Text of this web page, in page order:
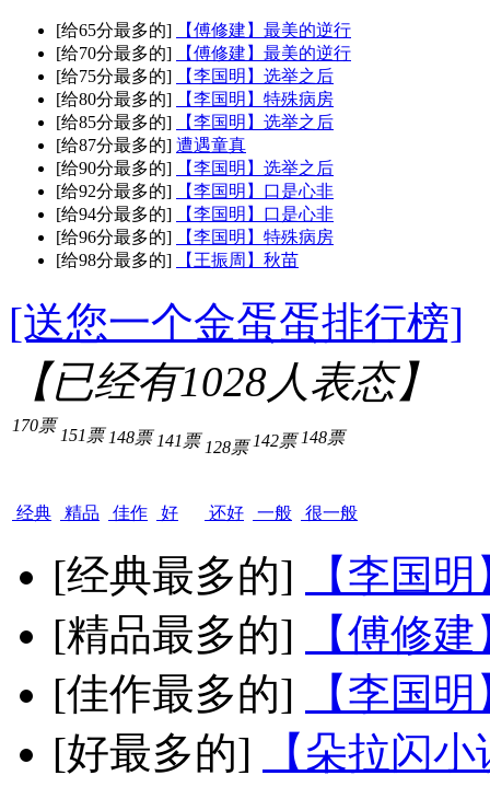
[给65分最多的]
【傅修建】最美的逆行
[给70分最多的]
【傅修建】最美的逆行
[给75分最多的]
【李国明】选举之后
[给80分最多的]
【李国明】特殊病房
[给85分最多的]
【李国明】选举之后
[给87分最多的] 遭遇童真
[给90分最多的]
【李国明】选举之后
[给92分最多的]
【李国明】口是心非
[给94分最多的]
【李国明】口是心非
[给96分最多的]
【李国明】特殊病房
[给98分最多的]
【王振周】秋苗
[送您一个金蛋蛋排行榜]
【已经有1028人表态】
170票
经典
151票
精品
148票
佳作
141票
好
128票
还好
142票
一般
148票
很一般
[经典最多的]
【李国
[精品最多的]
【傅修
[佳作最多的]
【李国
[好最多的]
【朵拉闪